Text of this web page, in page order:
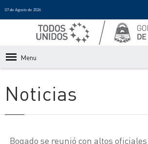
07 de Agosto de 2026
Menu
Noticias
Bogado se reunió con altos